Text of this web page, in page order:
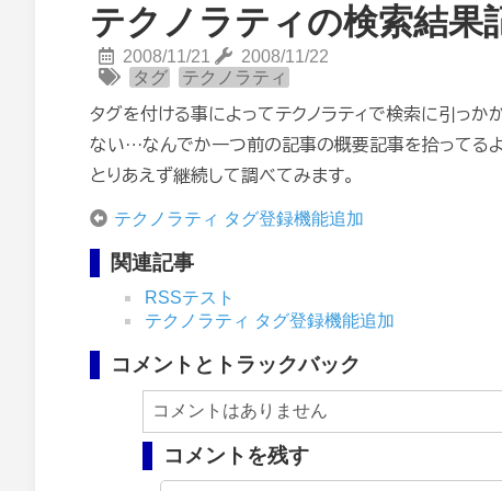
テクノラティの検索結果
2008/11/21
2008/11/22
タグ
テクノラティ
タグを付ける事によってテクノラティで検索に引っ
ない…なんでか一つ前の記事の概要記事を拾ってるよ
とりあえず継続して調べてみます。
テクノラティ タグ登録機能追加
関連記事
RSSテスト
テクノラティ タグ登録機能追加
コメントとトラックバック
コメントはありません
コメントを残す